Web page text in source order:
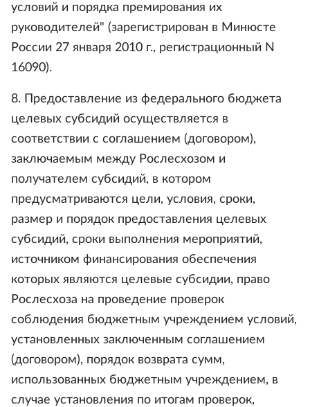
условий и порядка премирования их
руководителей" (зарегистрирован в Минюсте
России 27 января 2010 г., регистрационный N
16090).
8. Предоставление из федерального бюджета
целевых субсидий осуществляется в
соответствии с соглашением (договором),
заключаемым между Рослесхозом и
получателем субсидий, в котором
предусматриваются цели, условия, сроки,
размер и порядок предоставления целевых
субсидий, сроки выполнения мероприятий,
источником финансирования обеспечения
которых являются целевые субсидии, право
Рослесхоза на проведение проверок
соблюдения бюджетным учреждением условий,
установленных заключенным соглашением
(договором), порядок возврата сумм,
использованных бюджетным учреждением, в
случае установления по итогам проверок,